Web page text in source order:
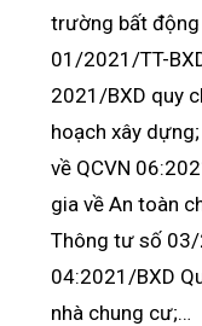
trường bất
01/2021/TT-
2021/BXD quy
hoạch xây
về QCVN
gia về An toàn
Thông tư số 03/
04:2021/BXD
nhà chung cư;…